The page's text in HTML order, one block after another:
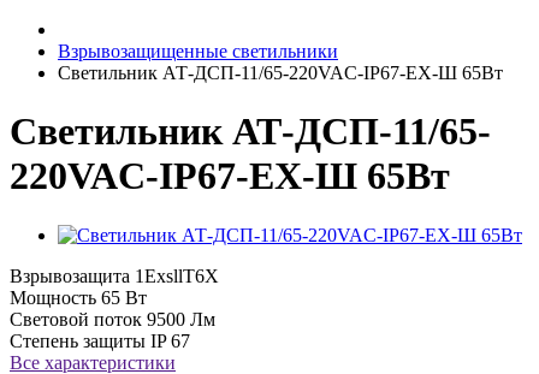
Взрывозащищенные светильники
Светильник АТ-ДСП-11/65-220VAC-IP67-EX-Ш 65Вт
Светильник АТ-ДСП-11/65-
220VAC-IP67-EX-Ш 65Вт
Взрывозащита 1ЕхsllT6X
Мощность 65 Вт
Световой поток 9500 Лм
Степень защиты IP 67
Все характеристики